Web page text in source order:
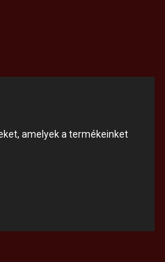
amelyek a termékeinket